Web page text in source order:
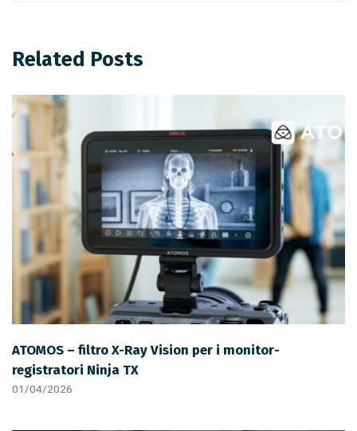
Related Posts
ATOMOS – filtro X-Ray Vision per i monitor-
registratori Ninja TX
01/04/2026